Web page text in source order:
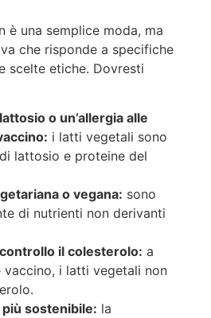
è una semplice moda, ma
che risponde a specifiche
scelte etiche. Dovresti
o un’allergia alle
i latti vegetali sono
lattosio e proteine del
o vegana: sono
di nutrienti non derivanti
il colesterolo: a
i latti vegetali non
più sostenibile: la